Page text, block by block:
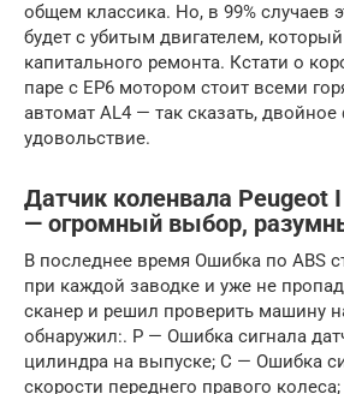
общем классика. Но, в 99% случаев
будет с убитым двигателем, который
капитального ремонта. Кстати о
паре с EP6 мотором стоит всеми
автомат AL4 — так сказать, двойное
удовольствие.
Датчик коленвала Peugeot
— огромный выбор,
В последнее время Ошибка по ABS
при каждой заводке и уже не
сканер и решил проверить машину
обнаружил:. Р — Ошибка сигнала
цилиндра на выпуске; С — Ошибка
скорости переднего правого